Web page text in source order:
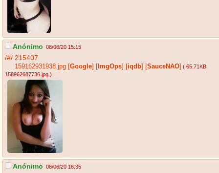
Anónimo 08/06/20 15:15
/#/ 215407
159162931938.jpg [Google] [ ImgOps] [iqdb] [SauceNAO] ( 65.71KB
158962687736.jpg )
Anónimo 08/06/20 16:35